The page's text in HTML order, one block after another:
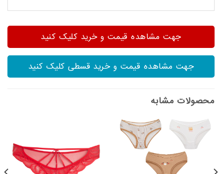
جهت مشاهده قیمت و خرید کلیک کنید
جهت مشاهده قیمت و خرید قسطی کلیک کنید
محصولات مشابه